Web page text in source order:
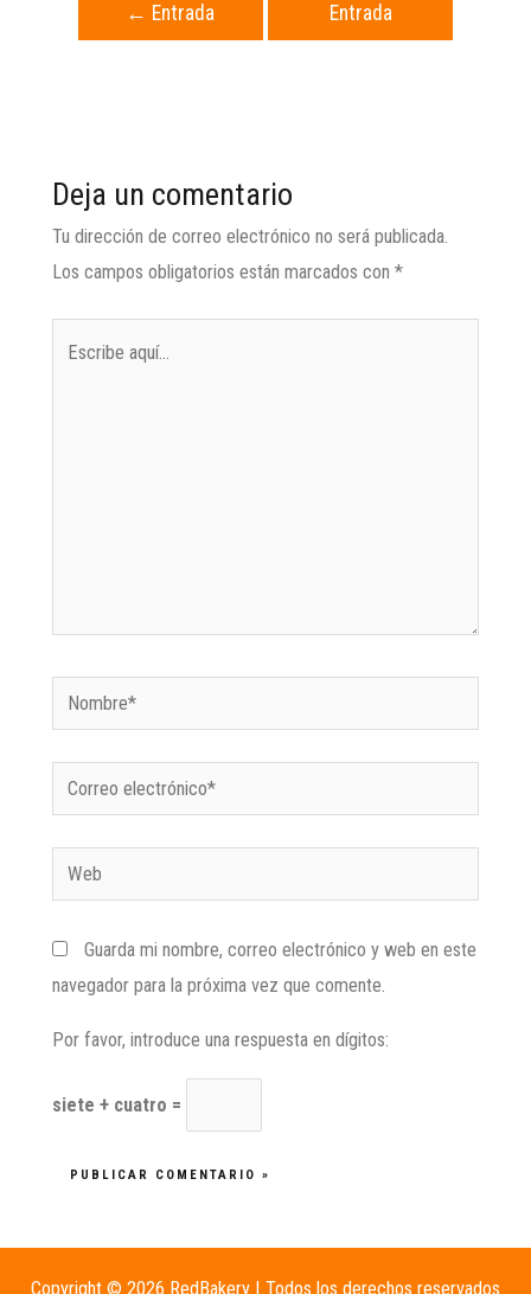
← Entrada
Entrada
Deja un comentario
Tu dirección de correo electrónico no será publicada.
Los campos obligatorios están marcados con *
Guarda mi nombre, correo electrónico y web en este
navegador para la próxima vez que comente.
Por favor, introduce una respuesta en dígitos:
siete + cuatro =
Copyright © 2026 RedBakery | Todos los derechos reservados